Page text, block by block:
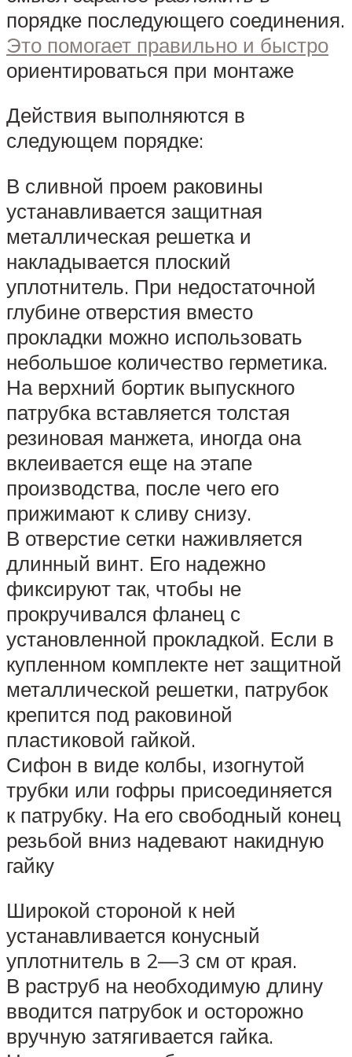
порядке последующего соединения.
Это помогает правильно и быстро
ориентироваться при монтаже
Действия выполняются в
следующем порядке:
В сливной проем раковины
устанавливается защитная
металлическая решетка и
накладывается плоский
уплотнитель. При недостаточной
глубине отверстия вместо
прокладки можно использовать
небольшое количество герметика.
На верхний бортик выпускного
патрубка вставляется толстая
резиновая манжета, иногда она
вклеивается еще на этапе
производства, после чего его
прижимают к сливу снизу.
В отверстие сетки наживляется
длинный винт. Его надежно
фиксируют так, чтобы не
прокручивался фланец с
установленной прокладкой. Если в
купленном комплекте нет защитной
металлической решетки, патрубок
крепится под раковиной
пластиковой гайкой.
Сифон в виде колбы, изогнутой
трубки или гофры присоединяется
к патрубку. На его свободный конец
резьбой вниз надевают накидную
гайку
Широкой стороной к ней
устанавливается конусный
уплотнитель в 2—3 см от края.
В раструб на необходимую длину
вводится патрубок и осторожно
вручную затягивается гайка.